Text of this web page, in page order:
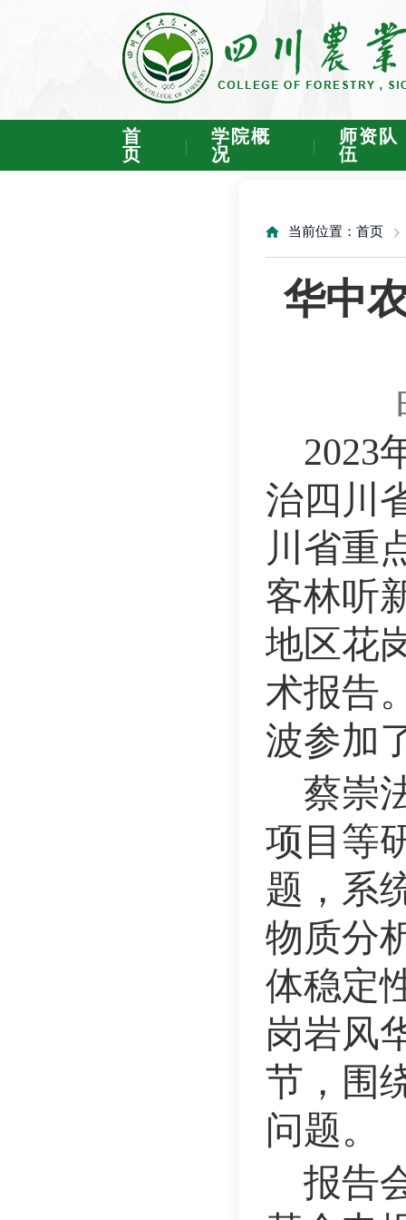
首
页
学院概
况
师资队
伍
当前位置： 首页
华中
2023
治四川
川省重
客林听
地区花
术报告
波参加
蔡崇
项目等
题，系
物质分
体稳定
岗岩风
节，围
问题。
报告